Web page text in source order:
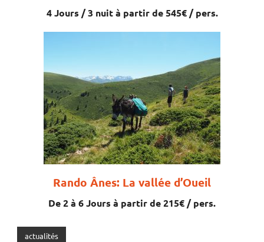
4 Jours / 3 nuit à partir de 545€ / pers.
Rando Ânes: La vallée d’Oueil
De 2 à 6 Jours à partir de 215€ / pers.
actualités